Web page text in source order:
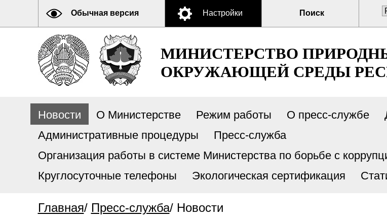
Обычная версия Настройки Поиск
МИНИСТЕРСТВО
ОКРУЖАЮЩЕЙ СРЕДЫ
Новости О Министерстве Режим работы О пресс-службе
Административные процедуры
Пресс-служба
Организация работы в системе Министерства по борьбе с
Круглосуточные телефоны
Экологическая сертификация
Главная/ Пресс-служба/ Новости